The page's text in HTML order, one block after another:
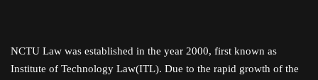
NCTU Law was established in the year 2000, first known as
Institute of Technology Law(ITL). Due to the rapid growth of the